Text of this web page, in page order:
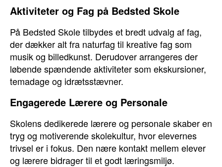
Aktiviteter og Fag på Bedsted Skole
På Bedsted Skole tilbydes et bredt udvalg af fag,
der dækker alt fra naturfag til kreative fag som
musik og billedkunst. Derudover arrangeres der
løbende spændende aktiviteter som ekskursioner,
temadage og idrætsstævner.
Engagerede Lærere og Personale
Skolens dedikerede lærere og personale skaber en
tryg og motiverende skolekultur, hvor elevernes
trivsel er i fokus. Den nære kontakt mellem elever
og lærere bidrager til et godt læringsmiljø.